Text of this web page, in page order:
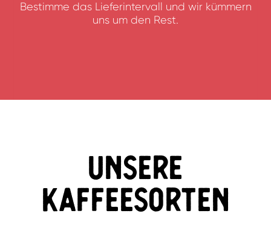
Bestimme das Lieferintervall und wir kümmern
uns um den Rest.
Unsere
Kaffeesorten